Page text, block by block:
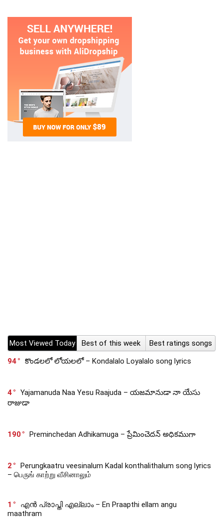
Most Viewed Today Best of this week
Best ratings songs
94
కొండలలో లోయలలో – Kondalalo Loyalalo song lyrics
4
Yajamanuda Naa Yesu Raajuda – యజమానుడా నా యేసు
రాజుడా
190 Preminchedan Adhikamuga – ప్రేమించెదన్ అధికముగా
2
Perungkaatru veesinalum Kadal konthalithalum song lyrics
– பெருங் காற்று வீசினாலும்
1
എൻ പ്രാപ്തി എല്ലാം – En Praapthi ellam angu
maathram